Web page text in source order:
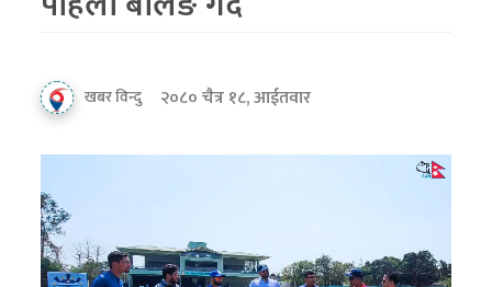
खबर विन्दु २०८० चैत्र १८, आईतवार